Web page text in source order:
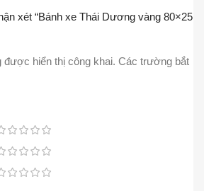
xét “Bánh xe Thái Dương vàng 80×25
được hiển thị công khai. Các trường bắt